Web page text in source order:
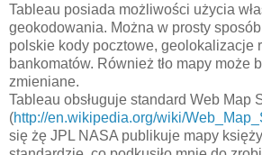
Tableau posiada możliwości użycia
geokodowania. Można w prosty
polskie kody pocztowe, geolokalizacje
bankomatów. Również tło mapy może
zmieniane.
Tableau obsługuje standard Web Map
(http://en.wikipedia.org/wiki/
się żę JPL NASA publikuje mapy